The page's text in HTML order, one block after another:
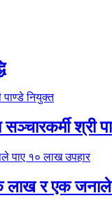
श्री
लाख र एक